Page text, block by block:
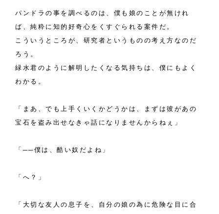
パンドラの事を調べるのは、僕も娘のことが無けれ
ば、純粋に知的好奇心をくすぐられる案件だ。
こういうところが、研究者というものの考え方なのだ
ろう。
緑水君のように解明したくなる気持ちは、僕にもよく
わかる。
「まあ、でも上手くいくかどうかは、まずは彼があの
宝石を盗み出せなきゃ話になりませんからねぇ」
「──僕は、酷い奴だよね」
「へ？」
「大切な友人の息子を、自分の娘の為に危険な目に合